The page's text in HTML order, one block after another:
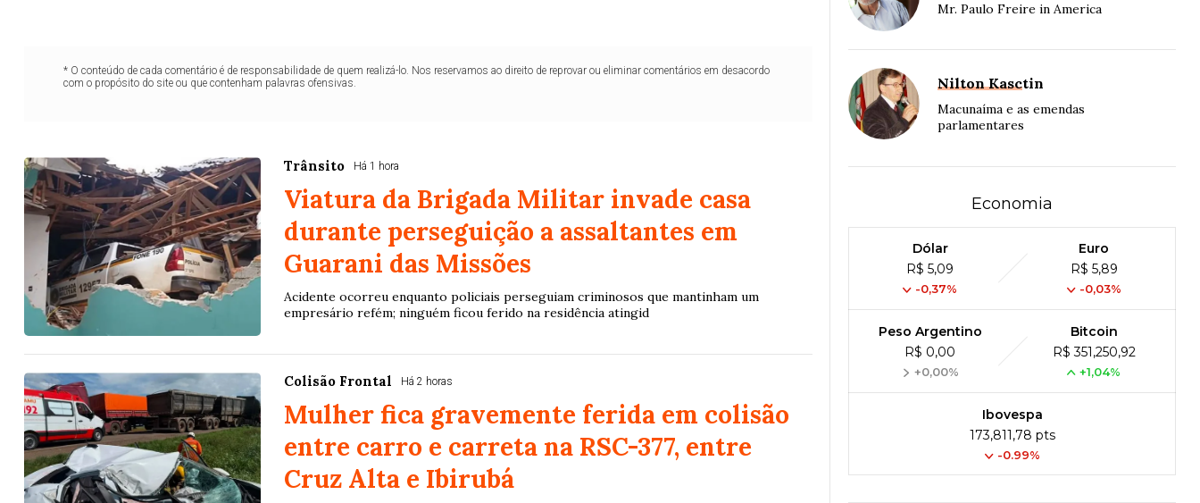
* O conteúdo de cada comentário é de responsabilidade de quem realizá-lo. Nos reservamos ao direito de reprovar ou eliminar comentários em desacordo
com o propósito do site ou que contenham palavras ofensivas.
Trânsito Há 1 hora
Viatura da Brigada Militar invade casa
durante perseguição a assaltantes em
Guarani das Missões
Acidente ocorreu enquanto policiais perseguiam criminosos que mantinham um
empresário refém; ninguém ficou ferido na residência atingid
Colisão Frontal Há 2 horas
Mulher fica gravemente ferida em colisão
entre carro e carreta na RSC-377, entre
Cruz Alta e Ibirubá
Mr. Paulo Freire in America
Nilton Kasctin
Macunaíma e as emendas
parlamentares
Economia
Dólar
R$ 5,09
-0,37%
Euro
R$ 5,89
-0,03%
Peso Argentino
R$ 0,00
+0,00%
Bitcoin
R$ 351,250,92
+1,04%
Ibovespa
173,811,78 pts
-0.99%